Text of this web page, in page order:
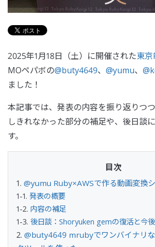
2025年1月18日（土）に開催された東
MOペパボの@buty4649、 @yumu、
ました！
本記事では、発表の内容を振り返りつ
しきれなかった部分の補足や、後日談
す。
@yumu Ruby×AWSで作る動画変換
発表の概要
内容の補足
後日談：Shoryuken gemの復活と今
@buty4649 mrubyでワンバイナリ